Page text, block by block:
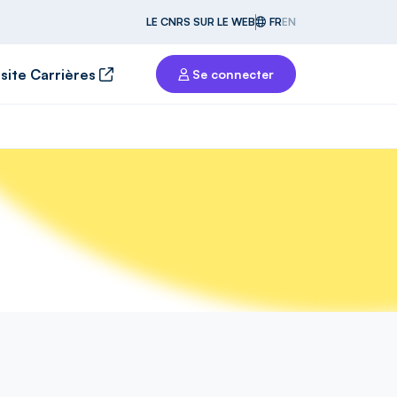
LE CNRS SUR LE WEB FREN
Carrières Se connecter